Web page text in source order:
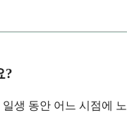
?
생 동안 어느 시점에 노